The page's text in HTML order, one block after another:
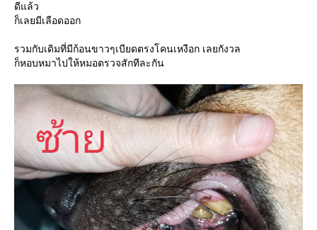
ดีแล้ว
ก็เลยมีเลือดออก
รวมกับเดิมที่มีก้อนขาวๆเบียดตรงโคนเหงือก เลยกังวล
ก็หอบหมาไปให้หมอตรวจสักทีละกัน